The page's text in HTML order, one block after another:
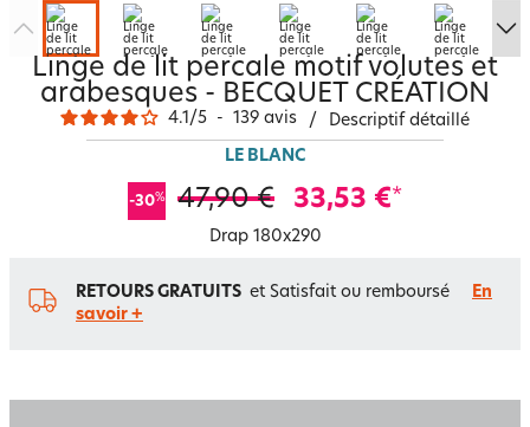
Linge de lit percale motif volutes et
arabesques - BECQUET CRÉATION
4.1/5 - 139 avis / Descriptif détaillé
LE BLANC
-30% 47,90 € 33,53 €*
Drap 180x290
RETOURS GRATUITS et Satisfait ou remboursé
En
savoir +